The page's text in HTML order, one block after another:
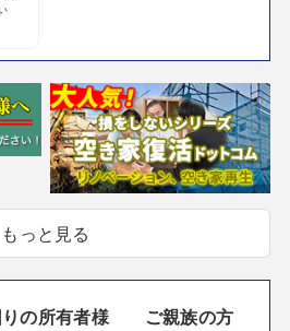
い
もっと見る
りの所有者様 ご親族の方